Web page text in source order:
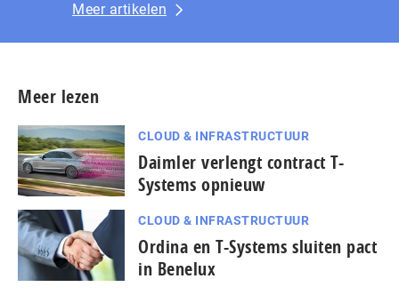
Meer artikelen
Meer lezen
CLOUD & INFRASTRUCTUUR
Daimler verlengt contract T-
Systems opnieuw
CLOUD & INFRASTRUCTUUR
Ordina en T-Systems sluiten pact
in Benelux